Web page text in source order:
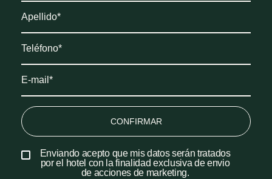
CONFIRMAR
Enviando acepto que mis datos serán tratados
por el hotel con la finalidad exclusiva de envio
de acciones de marketing.